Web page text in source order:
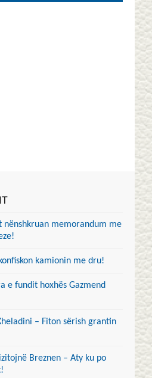
nënshkruan memorandum me
kamionin me dru!
e fundit hoxhës Gazmend
– Fiton sërish grantin
Breznen – Aty ku po